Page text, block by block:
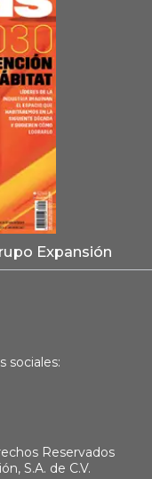
Expansión
sociales:
Reservados
S.A. de C.V.